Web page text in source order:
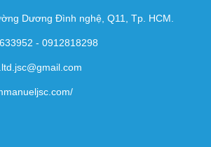
Dương Đình nghệ, Q11, Tp. HCM.
- 0912818298